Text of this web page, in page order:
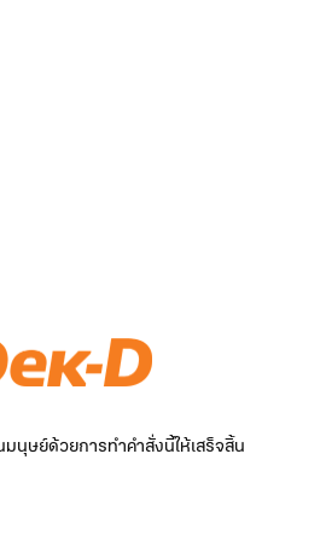
นุษย์ด้วยการทำคำสั่งนี้ให้เสร็จสิ้น